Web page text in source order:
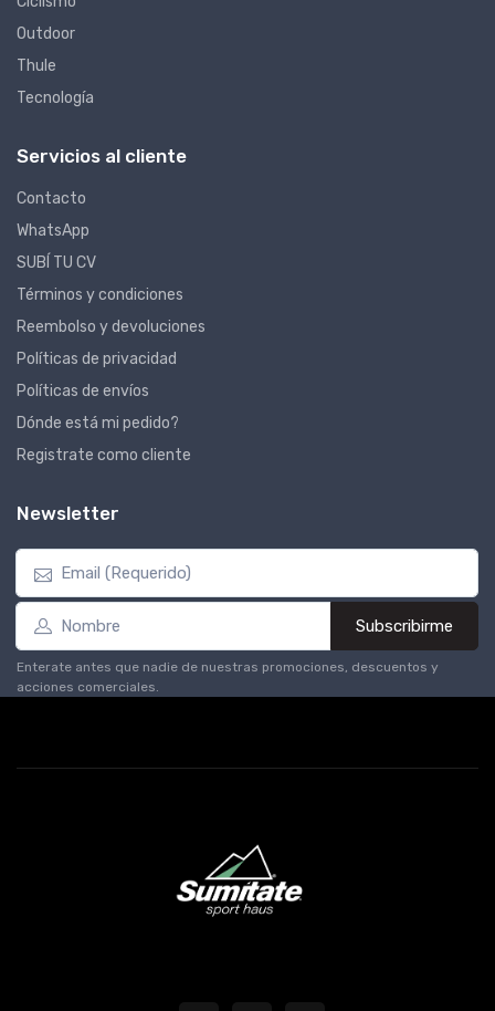
Outdoor
Thule
Tecnología
Servicios al cliente
Contacto
WhatsApp
SUBÍ TU CV
Términos y condiciones
Reembolso y devoluciones
Políticas de privacidad
Políticas de envíos
Dónde está mi pedido?
Registrate como cliente
Newsletter
Subscribirme
Enterate antes que nadie de nuestras promociones, descuentos y
acciones comerciales.